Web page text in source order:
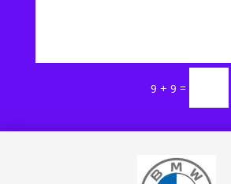
9 + 9 =